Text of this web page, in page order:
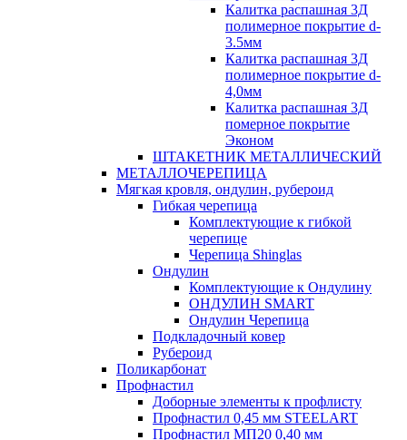
Калитка распашная 3Д
полимерное покрытие d-
3.5мм
Калитка распашная 3Д
полимерное покрытие d-
4,0мм
Калитка распашная 3Д
померное покрытие
Эконом
ШТАКЕТНИК МЕТАЛЛИЧЕСКИЙ
МЕТАЛЛОЧЕРЕПИЦА
Мягкая кровля, ондулин, рубероид
Гибкая черепица
Комплектующие к гибкой
черепице
Черепица Shinglas
Ондулин
Комплектующие к Ондулину
ОНДУЛИН SMART
Ондулин Черепица
Подкладочный ковер
Рубероид
Поликарбонат
Профнастил
Доборные элементы к профлисту
Профнастил 0,45 мм STEELART
Профнастил МП20 0,40 мм